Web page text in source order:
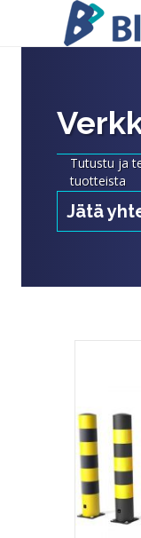
Tutustu ja
tuotteista
Jätä